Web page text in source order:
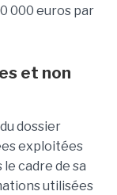
000 euros par
et non
dossier
exploitées
cadre de sa
utilisées